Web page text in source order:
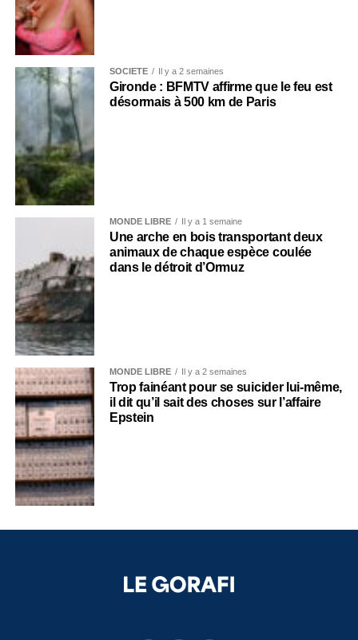
SOCIÉTÉ Il y a 2 semaines
Gironde : BFMTV affirme que le feu est
désormais à 500 km de Paris
MONDE LIBRE Il y a 1 semaine
Une arche en bois transportant deux
animaux de chaque espèce coulée
dans le détroit d’Ormuz
MONDE LIBRE Il y a 2 semaines
Trop fainéant pour se suicider lui-même,
il dit qu’il sait des choses sur l’affaire
Epstein